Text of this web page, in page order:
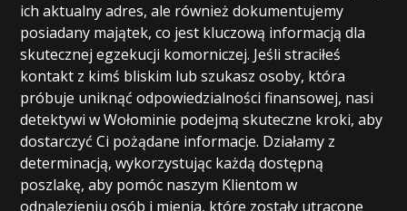
ich aktualny adres, ale również dokumentujemy
posiadany majątek, co jest kluczową informacją dla
skutecznej egzekucji komorniczej. Jeśli straciłeś
kontakt z kimś bliskim lub szukasz osoby, która
próbuje uniknąć odpowiedzialności finansowej, nasi
detektywi w Wołominie podejmą skuteczne kroki, aby
dostarczyć Ci pożądane informacje. Działamy z
determinacją, wykorzystując każdą dostępną
poszlakę, aby pomóc naszym Klientom w
odnalezieniu osób i mienia, które zostały utracone